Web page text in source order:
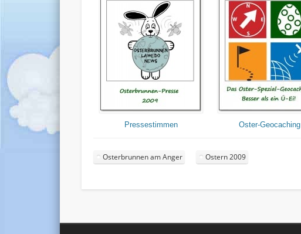
Pressestimmen Oster-Geocaching
Osterbrunnen am Anger Ostern 2009